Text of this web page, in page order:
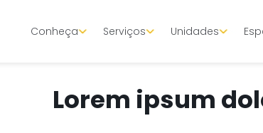
Conheça Serviços Unidades
Lorem ipsum